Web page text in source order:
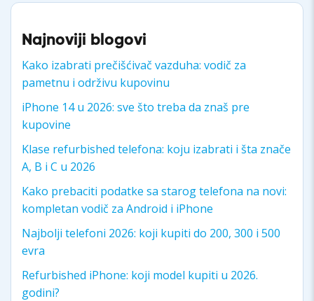
Najnoviji blogovi
Kako izabrati prečišćivač vazduha: vodič za
pametnu i održivu kupovinu
iPhone 14 u 2026: sve što treba da znaš pre
kupovine
Klase refurbished telefona: koju izabrati i šta znače
A, B i C u 2026
Kako prebaciti podatke sa starog telefona na novi:
kompletan vodič za Android i iPhone
Najbolji telefoni 2026: koji kupiti do 200, 300 i 500
evra
Refurbished iPhone: koji model kupiti u 2026.
godini?